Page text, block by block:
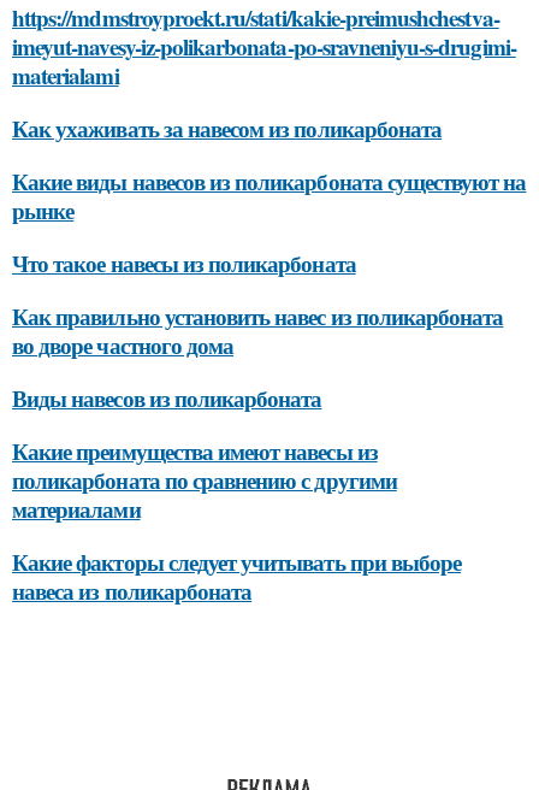
https://mdmstroyproekt.ru/stati/kakie-preimushchestva-
imeyut-navesy-iz-polikarbonata-po-sravneniyu-s-drugimi-
materialami
Как ухаживать за навесом из поликарбоната
Какие виды навесов из поликарбоната существуют на
рынке
Что такое навесы из поликарбоната
Как правильно установить навес из поликарбоната
во дворе частного дома
Виды навесов из поликарбоната
Какие преимущества имеют навесы из
поликарбоната по сравнению с другими
материалами
Какие факторы следует учитывать при выборе
навеса из поликарбоната